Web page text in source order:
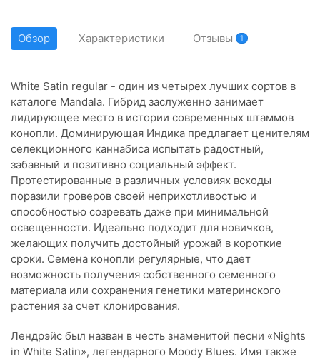
Обзор Характеристики Отзывы 1
White Satin regular - один из четырех лучших сортов в
каталоге Mandala. Гибрид заслуженно занимает
лидирующее место в истории современных штаммов
конопли. Доминирующая Индика предлагает ценителям
селекционного каннабиса испытать радостный,
забавный и позитивно социальный эффект.
Протестированные в различных условиях всходы
поразили гроверов своей неприхотливостью и
способностью созревать даже при минимальной
освещенности. Идеально подходит для новичков,
желающих получить достойный урожай в короткие
сроки. Семена конопли регулярные, что дает
возможность получения собственного семенного
материала или сохранения генетики материнского
растения за счет клонирования.
Лендрэйс был назван в честь знаменитой песни «Nights
in White Satin», легендарного Moody Blues. Имя также